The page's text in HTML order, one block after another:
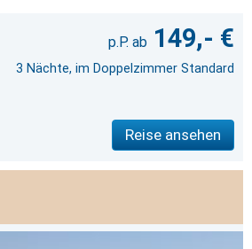
149,- €
3 Nächte, im Doppelzimmer Standard
Reise ansehen